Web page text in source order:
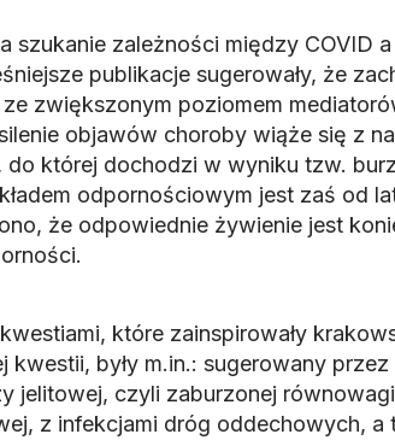
szukanie zależności między COVID
publikacje sugerowały, że
ze zwiększonym poziomem
objawów choroby wiąże się z
do której dochodzi w wyniku tzw.
odpornościowym jest zaś od
że odpowiednie żywienie jest
które zainspirowały
kwestii, były m.in.: sugerowany
jelitowej, czyli zaburzonej
z infekcjami dróg oddechowych, a